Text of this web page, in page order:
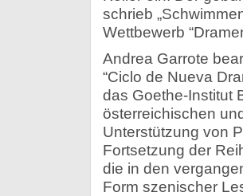
schrieb
Wettbewerb
Andrea Garrote
“Ciclo de Nueva
das Goethe-Institut
österreichischen
Unterstützung von
Fortsetzung der
die in den
Form szenischer